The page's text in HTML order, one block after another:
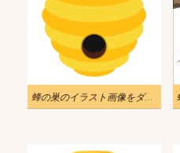
蜂の巣のイラスト画像をダウンロード